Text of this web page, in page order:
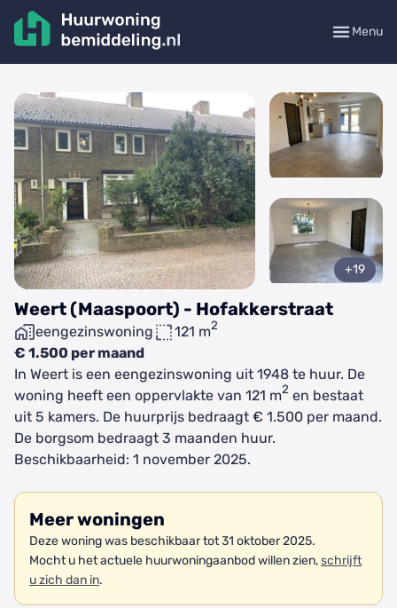
Menu
Weert (Maaspoort) - Hofakkerstraat
eengezinswoning 121 m2
€ 1.500 per maand
+19
In Weert is een eengezinswoning uit 1948 te huur. De
woning heeft een oppervlakte van 121 m2 en bestaat
uit 5 kamers. De huurprijs bedraagt € 1.500 per maand.
De borgsom bedraagt 3 maanden huur.
Beschikbaarheid: 1 november 2025.
Meer woningen
Deze woning was beschikbaar tot 31 oktober 2025.
Mocht u het actuele huurwoningaanbod willen zien,schrijft
u zich dan in.